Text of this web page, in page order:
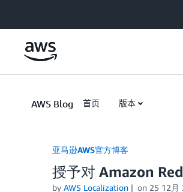
AWS Blog 首页 版本
亚马逊AWS官方博客
授予对 Amazon
by AWS Localization on 25 12月